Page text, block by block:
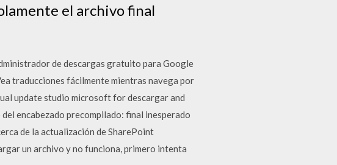
el archivo final
de descargas gratuito para Google
traducciones fácilmente mientras navega por
update studio microsoft for descargar and
encabezado precompilado: final inesperado
de la actualización de SharePoint
un archivo y no funciona, primero intenta